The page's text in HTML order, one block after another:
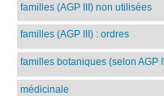
familles (AGP III) non utilisées
familles (AGP III) : ordres
familles botaniques (selon AGP
médicinale